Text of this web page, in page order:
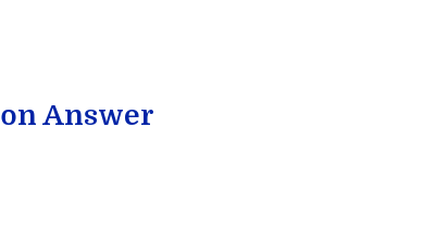
Answer